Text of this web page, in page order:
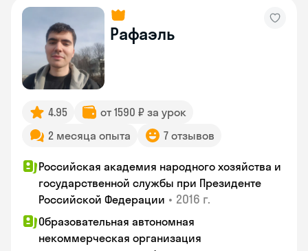
Рафаэль
4.95
от 1590 ₽ за урок
2 месяца опыта
7 отзывов
Российская академия народного хозяйства и
государственной службы при Президенте
Российской Федерации • 2016 г.
Образовательная автономная
некоммерческая организация